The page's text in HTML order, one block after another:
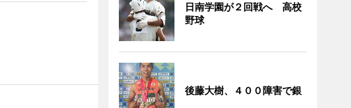
日南学園が２回戦へ 高校
野球
後藤大樹、４００障害で銀